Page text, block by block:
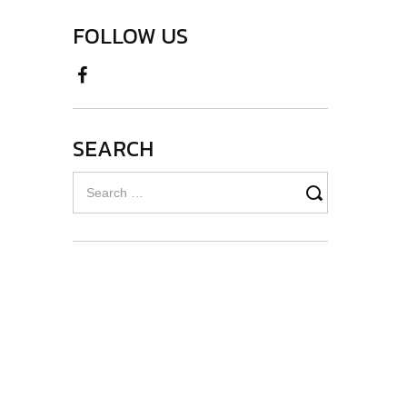
FOLLOW US
SEARCH
Search
for: